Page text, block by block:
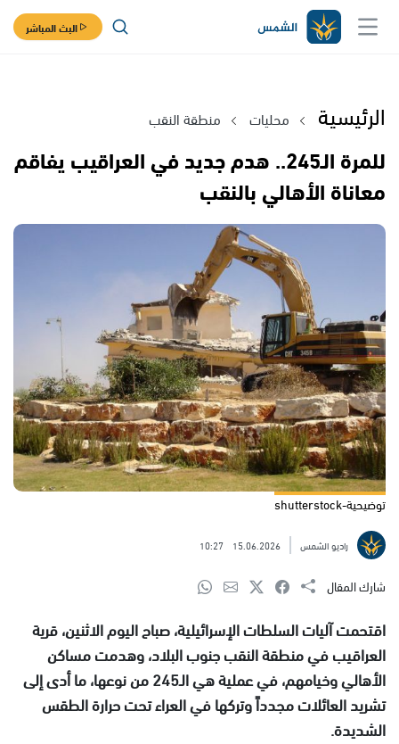
البث المباشر
الرئيسية محليات منطقة النقب
للمرة الـ245.. هدم جديد في العراقيب يفاقم
معاناة الأهالي بالنقب
توضيحية-shutterstock
راديو الشمس 15.06.2026
10:27
شارك المقال
اقتحمت آليات السلطات الإسرائيلية، صباح اليوم الاثنين، قرية
العراقيب في منطقة النقب جنوب البلاد، وهدمت مساكن
الأهالي وخيامهم، في عملية هي الـ245 من نوعها، ما أدى إلى
تشريد العائلات مجدداً وتركها في العراء تحت حرارة الطقس
الشديدة.